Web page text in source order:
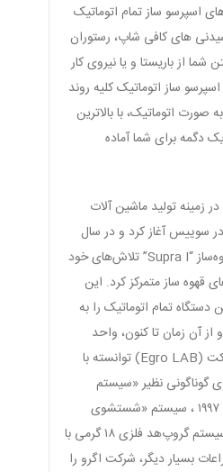
اسپرسو ساز تمام اتوماتیک
های کافی شاپ، رستوران
شما از باریستا و یا نیروی کار
ساز اتوماتیک کلیه روند
صورت اتوماتیک، با بالاترین
دگمه برای شما آماده
زمینه تولید ماشین آلات
صنعتی را در سال ۱۸۴۹ در سوییس آغاز کرد و در سال
۱۹۳۴ با تولید دستگاه قهوه‌ساز “Supra I” تلاش‌های خود
قهوه ساز متمرکز کرد. این
سال ۱۹۷۲ اولین دستگاه تمام اتوماتیک را به
از آن زمان تا کنون، واحد
تحقیق و توسعه این شرکت (Egro LAB) توانسته با
گوناگونی نظیر «سیستم
آسیاب مستقیم» در سال ۱۹۹۷ ، سیستم «شستشوی
خودکار» در سال ۲۰۰۵، سیستم گروپ‌هد فلزی ۱۸ گرمی با
۲۰۱۰ و اختراعات بسیار دیگر، شرکت اگرو را